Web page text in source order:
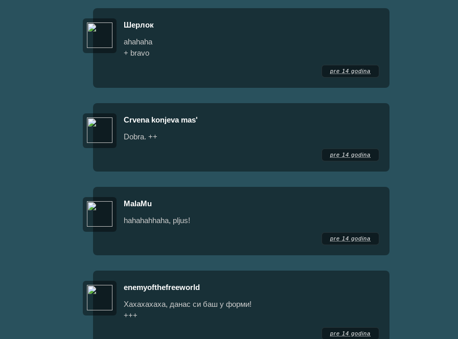
Шерлок
ahahaha
+ bravo
pre 14 godina
Crvena konjeva mas'
Dobra. ++
pre 14 godina
MalaMu
hahahahhaha, pljus!
pre 14 godina
enemyofthefreeworld
Хахахахаха, данас си баш у форми!
+++
pre 14 godina